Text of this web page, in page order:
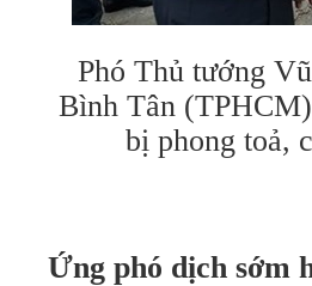
Phó Thủ tướng
Bình Tân
bị phong toả,
Ứng phó dịch sớm